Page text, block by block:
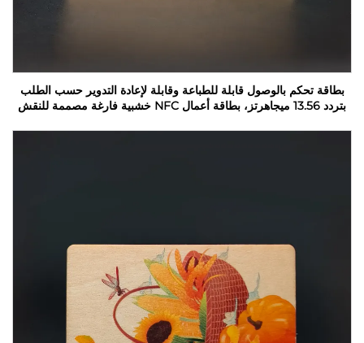
بطاقة تحكم بالوصول قابلة للطباعة وقابلة لإعادة التدوير حسب الطلب
بتردد 13.56 ميجاهرتز، بطاقة أعمال NFC خشبية فارغة مصممة للنقش